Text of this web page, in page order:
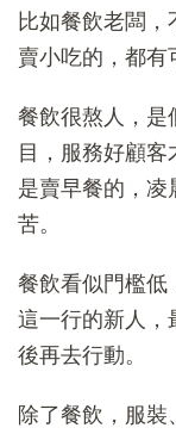
比如餐飲老闆
賣小吃的，都有
餐飲很熬人，是
目，服務好顧
是賣早餐的，
苦。
餐飲看似門檻低
這一行的新人，
後再去行動。
除了餐飲，服